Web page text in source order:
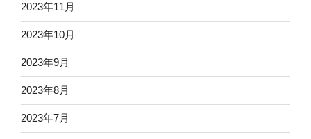
2023年11月
2023年10月
2023年9月
2023年8月
2023年7月